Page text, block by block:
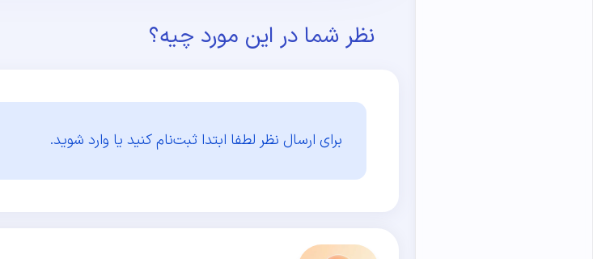
نظر شما در این مورد چیه؟
برای ارسال نظر لطفا ابتدا ثبت‌نام کنید یا وارد شوید.